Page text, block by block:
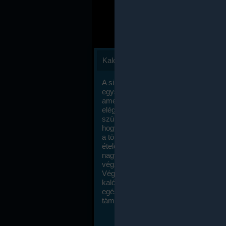
Kalóriaszámlálás
A sikeres fogyás titka valójában igen
egyszerű: égess több energiát, mint
amennyit beviszel. Természetesen
elég nagy fegyelemre és akaraterőre
szükség, de meglepődve fogod
hogy a kalóriaszámolás mennyire
a többi diétához képest. Itt nincsenek
ételek és a megengedett kalóriabevitelt
nagymértékben növelheted ha
végzel.
Végül, de nem utolsó sorban, a
kalóriaszámolás módszerét a legtöbb
egészségügyi szakorvos ajánlja és
támogatja.